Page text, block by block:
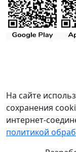
На сайте
сохранения
интернет-
политикой